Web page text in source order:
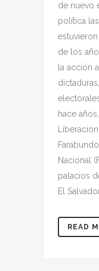
de nuevo
política
de los
la acción
hace
Nacional
palacios
El
READ